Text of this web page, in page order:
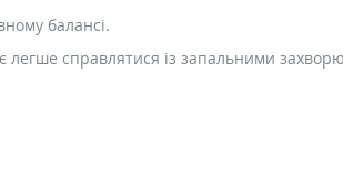
балансі.
легше справлятися із запальними